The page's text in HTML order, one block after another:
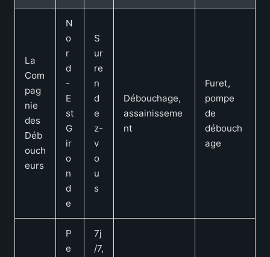
La
Com
pag
nie
des
Déb
ouch
eurs
N
o
r
d
-
E
st
G
ir
o
n
d
e
S
ur
re
n
d
e
z-
v
o
u
s
Débouchage,
assainisseme
nt
Furet,
pompe
de
débouch
age
P
e
7j
/7,